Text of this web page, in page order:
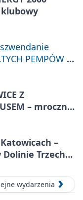
klubowy
PEMPÓW z
Z
– mroczne
–
Trzech
wydarzenia